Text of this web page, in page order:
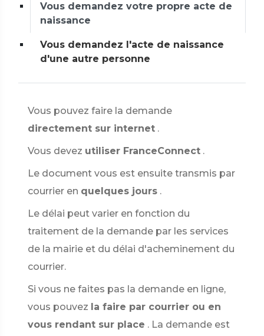
Vous demandez votre propre acte de
naissance
Vous demandez l'acte de naissance
d'une autre personne
Vous pouvez faire la demande
directement sur internet .
Vous devez utiliser FranceConnect .
Le document vous est ensuite transmis par
courrier en quelques jours .
Le délai peut varier en fonction du
traitement de la demande par les services
de la mairie et du délai d'acheminement du
courrier.
Si vous ne faites pas la demande en ligne,
vous pouvez la faire par courrier ou en
vous rendant sur place . La demande est